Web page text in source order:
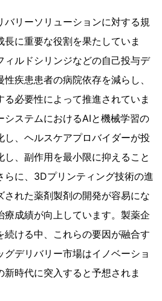
バリーソリューションに対する規
に重要な役割を果たしていま
ィルドシリンジなどの自己投与デ
疾患患者の病院依存を減らし、
必要性によって推進されていま
システムにおけるAIと機械学習の
し、ヘルスケアプロバイダーが投
、副作用を最小限に抑えること
らに、3Dプリンティング技術の進
された薬剤製剤の開発が容易にな
療成績が向上しています。製薬企
続ける中、これらの要因が融合す
グデリバリー市場はイノベーショ
新時代に突入すると予想されま